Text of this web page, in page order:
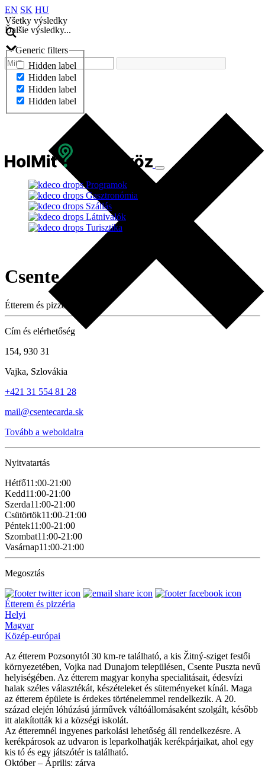
EN SK HU
Všetky výsledky
Ďalšie výsledky...
Generic filters
Hidden label
Hidden label
Hidden label
Hidden label
Ďalšie výsledky...
Programok
Gasztronómia
Szállás
Látnivalók
Turisztika
Csente csárda
Étterem és pizzéria
Cím és elérhetőség
154, 930 31
Vajka, Szlovákia
+421 31 554 81 28
mail@csentecarda.sk
Tovább a weboldalra
Nyitvatartás
Hétfő11:00-21:00
Kedd11:00-21:00
Szerda11:00-21:00
Csütörtök11:00-21:00
Péntek11:00-21:00
Szombat11:00-21:00
Vasárnap11:00-21:00
Megosztás
Étterem és pizzéria
Helyi
Magyar
Közép-európai
Az étterem Pozsonytól 30 km-re található, a kis Žitný-sziget festői
környezetében, Vojka nad Dunajom településen, Csente Puszta nevű
helyiségében. Az étterem magyar konyha specialitásait, édesvízi
halak széles választékát, készételeket és süteményeket kínál. Maga
az étterem épülete is érdekes történelemmel rendelkezik. A 20.
század elején lóhúzású járművek váltóállomásaként szolgált, később
itt alakították ki a községi iskolát.
Az étteremnél ingyenes parkolási lehetőség áll rendelkezésre. A
kerékpárosok az udvaron is leparkolhatják kerékpárjaikat, ahol egy
kis tó és egy játszótér is található.
Október – Április: zárva